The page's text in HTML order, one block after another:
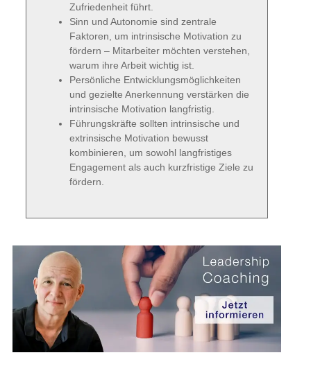
Zufriedenheit führt.
Sinn und Autonomie sind zentrale
Faktoren, um intrinsische Motivation zu
fördern – Mitarbeiter möchten verstehen,
warum ihre Arbeit wichtig ist.
Persönliche Entwicklungsmöglichkeiten
und gezielte Anerkennung verstärken die
intrinsische Motivation langfristig.
Führungskräfte sollten intrinsische und
extrinsische Motivation bewusst
kombinieren, um sowohl langfristiges
Engagement als auch kurzfristige Ziele zu
fördern.